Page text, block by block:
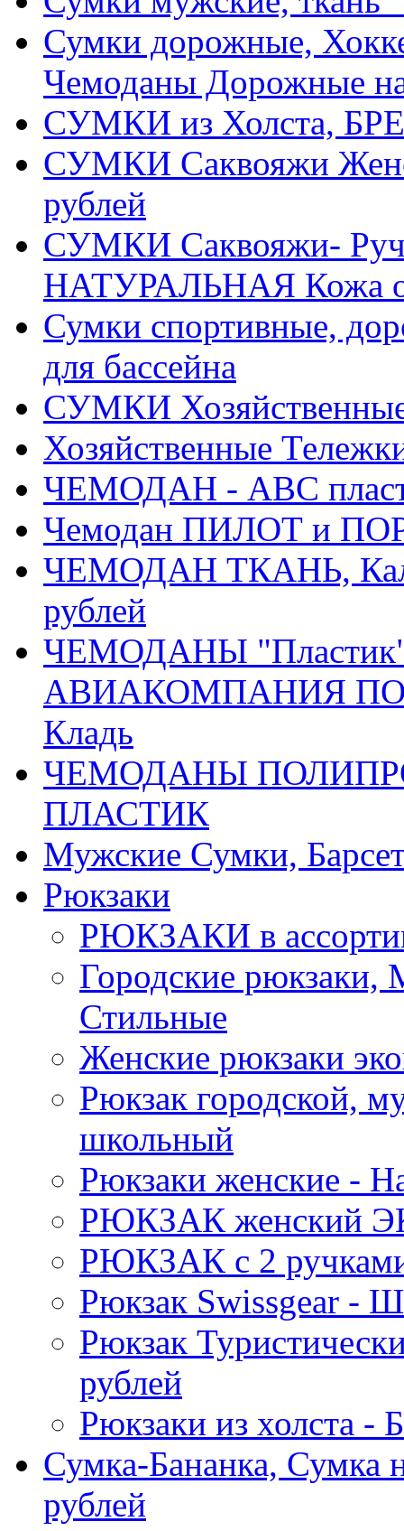
Сумки дорожные,
Чемоданы Дорожные
СУМКИ из Холста,
СУМКИ Саквояжи
рублей
СУМКИ Саквояжи-
НАТУРАЛЬНАЯ Кожа
Сумки спортивные,
для бассейна
СУМКИ
Хозяйственные
ЧЕМОДАН - АВС
Чемодан ПИЛОТ и
ЧЕМОДАН ТКАНЬ,
рублей
ЧЕМОДАНЫ "Пластик"
АВИАКОМПАНИЯ
Кладь
ЧЕМОДАНЫ
ПЛАСТИК
Мужские Сумки,
Рюкзаки
РЮКЗАКИ в
Городские
Стильные
Женские рюкзаки
Рюкзак городской,
школьный
Рюкзаки женские -
РЮКЗАК женский
РЮКЗАК c 2 ручками
Рюкзак Swissgear
Рюкзак
рублей
Рюкзаки из холста
Сумка-Бананка, Сумка
рублей